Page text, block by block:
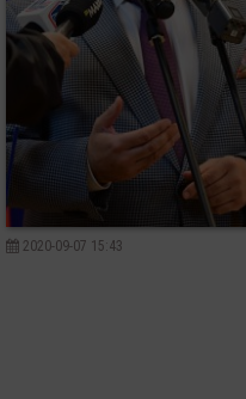
2020-09-07 15:43